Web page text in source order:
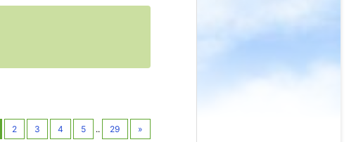
2 3 4 5 .. 29 »